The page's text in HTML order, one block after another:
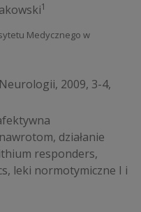
1
Medycznego w
2009, 3-4,
działanie
responders,
leki normotymiczne I i